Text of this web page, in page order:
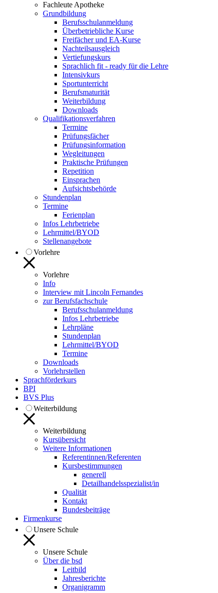
Fachleute Apotheke
Grundbildung
Berufsschulanmeldung
Überbetriebliche Kurse
Freifächer und EA-Kurse
Nachteilsausgleich
Vertiefungskurs
Sprachlich fit - ready für die Lehre
Intensivkurs
Sportunterricht
Berufsmaturität
Weiterbildung
Downloads
Qualifikationsverfahren
Termine
Prüfungsfächer
Prüfungsinformation
Wegleitungen
Praktische Prüfungen
Repetition
Einsprachen
Aufsichtsbehörde
Stundenplan
Termine
Ferienplan
Infos Lehrbetriebe
Lehrmittel/BYOD
Stellenangebote
Vorlehre
Vorlehre
Info
Interview mit Lincoln Fernandes
zur Berufsfachschule
Berufsschulanmeldung
Infos Lehrbetriebe
Lehrpläne
Stundenplan
Lehrmittel/BYOD
Termine
Downloads
Vorlehrstellen
Sprachförderkurs
BPI
BVS Plus
Weiterbildung
Weiterbildung
Kursübersicht
Weitere Informationen
Referentinnen/Referenten
Kursbestimmungen
generell
Detailhandelsspezialist/in
Qualität
Kontakt
Bundesbeiträge
Firmenkurse
Unsere Schule
Unsere Schule
Über die bsd
Leitbild
Jahresberichte
Organigramm